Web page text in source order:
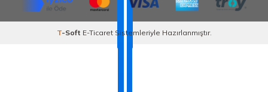
T-Soft E-TicaretSistemleriyle Hazırlanmıştır.